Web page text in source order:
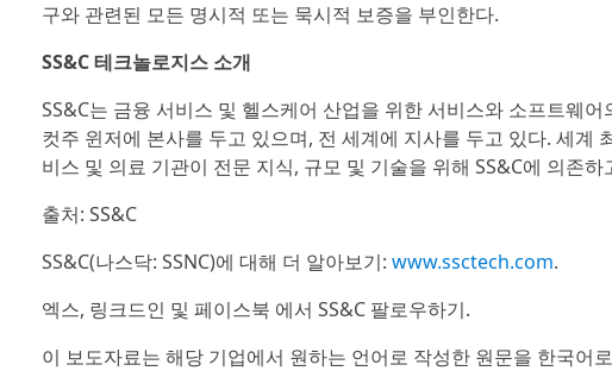
구와 관련된 모든 명시적 또는 묵시적 보증을 부인한다.
SS&C 테크놀로지스 소개
SS&C는 금융 서비스 및 헬스케어 산업을 위한 서비스와 소프트웨
컷주 윈저에 본사를 두고 있으며, 전 세계에 지사를 두고 있다. 세
비스 및 의료 기관이 전문 지식, 규모 및 기술을 위해 SS&C에 의존하
출처: SS&C
SS&C(나스닥: SSNC)에 대해 더 알아보기: www.ssctech.com.
엑스, 링크드인 및 페이스북 에서 SS&C 팔로우하기.
이 보도자료는 해당 기업에서 원하는 언어로 작성한 원문을 한국어